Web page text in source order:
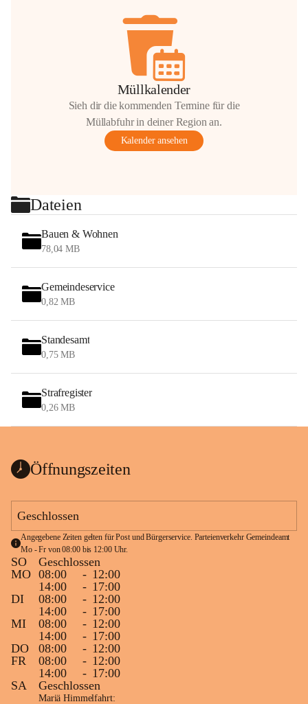
Müllkalender
Sieh dir die kommenden Termine für die
Müllabfuhr in deiner Region an.
Kalender ansehen
Dateien
Bauen & Wohnen
78,04 MB
Gemeindeservice
0,82 MB
Standesamt
0,75 MB
Strafregister
0,26 MB
Öffnungszeiten
Geschlossen
Angegebene Zeiten gelten für Post und Bürgerservice. Parteienverkehr Gemeindeamt
Mo - Fr von 08:00 bis 12:00 Uhr.
SO
Geschlossen
MO 08:00 - 12:00
14:00
- 17:00
DI
08:00 - 12:00
14:00
- 17:00
MI
08:00 - 12:00
14:00
- 17:00
DO
08:00 - 12:00
FR
08:00 - 12:00
14:00
- 17:00
SA
Geschlossen
Mariä Himmelfahrt: